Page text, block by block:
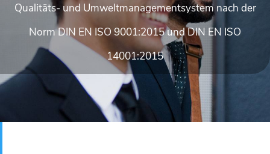
Qua­li­täts- und Umwelt­ma­nage­ment­sys­tem nach der
Norm DIN EN ISO 9001:2015 und DIN EN ISO
14001:2015